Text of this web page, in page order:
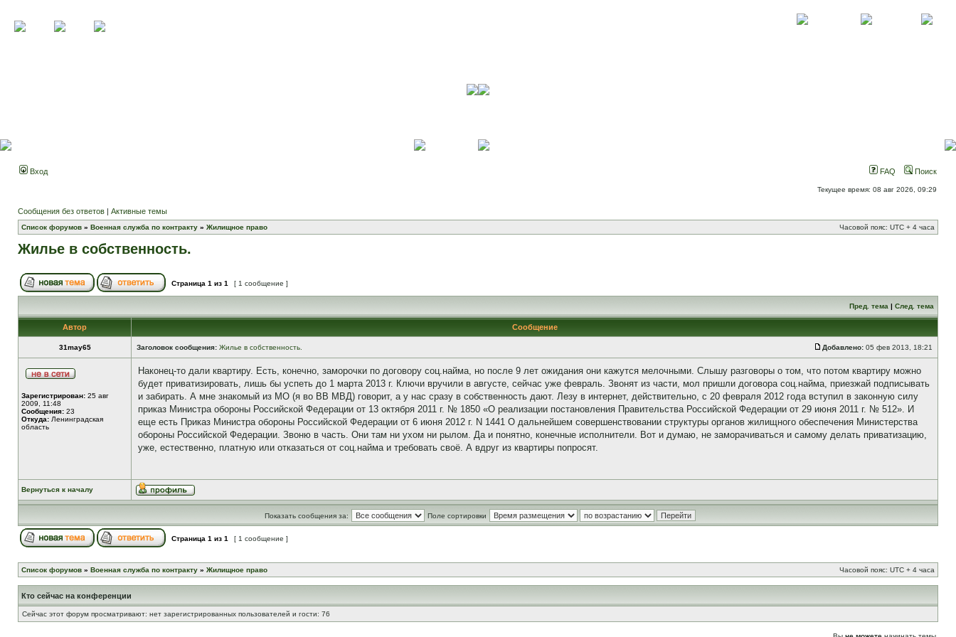
Вход FAQ Поиск
Текущее время: 08 авг 2026, 09:29
Сообщения без ответов | Активные темы
Список форумов » Военная служба по контракту » Жилищное право Часовой пояс: UTC + 4 часа
Жилье в собственность.
Страница 1 из 1 [ 1 сообщение ]
Пред. тема | След. тема
Автор Сообщение
31may65 Заголовок сообщения: Жилье в собственность. Добавлено: 05 фев 2013, 18:21
Зарегистрирован: 25 авг
2009, 11:48
Сообщения: 23
Откуда: Ленинградская
область
Наконец-то дали квартиру. Есть, конечно, заморочки по договору соц.найма, но после 9 лет ожидания они кажутся мелочными. Слышу разговоры о том, что потом квартиру можно
будет приватизировать, лишь бы успеть до 1 марта 2013 г. Ключи вручили в августе, сейчас уже февраль. Звонят из части, мол пришли договора соц.найма, приезжай подписывать
и забирать. А мне знакомый из МО (я во ВВ МВД) говорит, а у нас сразу в собственность дают. Лезу в интернет, действительно, с 20 февраля 2012 года вступил в законную силу
приказ Министра обороны Российской Федерации от 13 октября 2011 г. № 1850 «О реализации постановления Правительства Российской Федерации от 29 июня 2011 г. № 512». И
еще есть Приказ Министра обороны Российской Федерации от 6 июня 2012 г. N 1441 О дальнейшем совершенствовании структуры органов жилищного обеспечения Министерства
обороны Российской Федерации. Звоню в часть. Они там ни ухом ни рылом. Да и понятно, конечные исполнители. Вот и думаю, не заморачиваться и самому делать приватизацию,
уже, естественно, платную или отказаться от соц.найма и требовать своё. А вдруг из квартиры попросят.
Вернуться к началу
Показать сообщения за: Поле сортировки
Страница 1 из 1 [ 1 сообщение ]
Список форумов » Военная служба по контракту » Жилищное право Часовой пояс: UTC + 4 часа
Кто сейчас на конференции
Сейчас этот форум просматривают: нет зарегистрированных пользователей и гости: 76